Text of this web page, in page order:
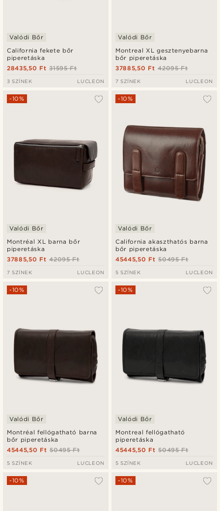
California fekete bőr
piperetáska
Valódi Bőr
31595 Ft
28435,50 Ft
3 SZÍNEK LUCLEON
Montreal XL gesztenyebarna
bőr piperetáska
Valódi Bőr
42095 Ft
37885,50 Ft
7 SZÍNEK LUCLEON
Montréal XL barna bőr
piperetáska
-10%
Valódi Bőr
42095 Ft
37885,50 Ft
7 SZÍNEK LUCLEON
California akaszthatós barna
bőr piperetáska
-10%
Valódi Bőr
50495 Ft
45445,50 Ft
5 SZÍNEK LUCLEON
Montréal fellógatható barna
bőr piperetáska
-10%
Valódi Bőr
50495 Ft
45445,50 Ft
5 SZÍNEK LUCLEON
Montreal fellógatható
piperetáska
-10%
Valódi Bőr
50495 Ft
45445,50 Ft
5 SZÍNEK LUCLEON
-10% -10%